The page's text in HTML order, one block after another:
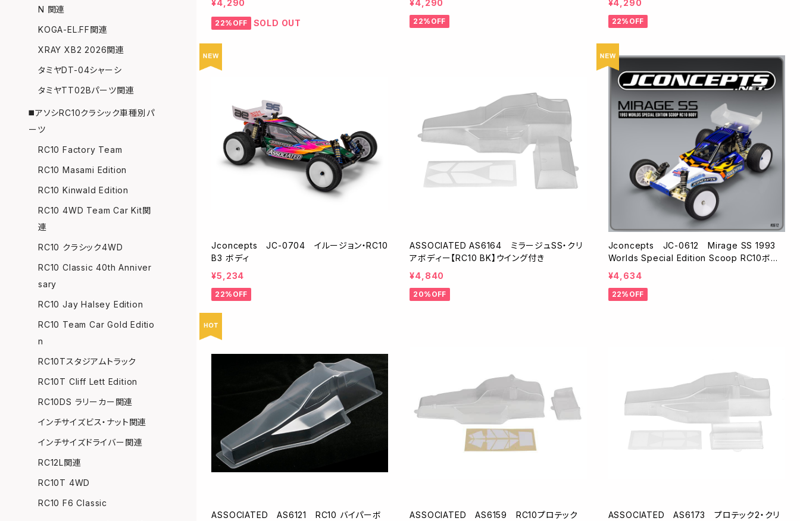
¥4,290
22%OFF SOLD OUT
¥4,290
22%OFF
¥4,290
22%OFF
Jconcepts JC-0704 イルージョン・RC10
B3 ボディ
¥5,234
22%OFF
ASSOCIATED AS6164 ミラージュSS・クリ
アボディー【RC10 BK】ウイング付き
¥4,840
20%OFF
Jconcepts JC-0612 Mirage SS 1993
Worlds Special Edition Scoop RC10ボデ
ィー
¥4,634
22%OFF
ASSOCIATED AS6121 RC10 バイパーボ
ASSOCIATED AS6159 RC10プロテック
ASSOCIATED AS6173 プロテック2・クリ
N 関連
KOGA-EL.FF関連
XRAY XB2 2026関連
タミヤDT-04シャーシ
タミヤTT02Bパーツ関連
◼️アソシRC10クラシック車種別パ
ーツ
RC10 Factory Team
RC10 Masami Edition
RC10 Kinwald Edition
RC10 4WD Team Car Kit関
連
RC10 クラシック4WD
RC10 Classic 40th Anniver
sary
RC10 Jay Halsey Edition
RC10 Team Car Gold Editio
n
RC10Tスタジアムトラック
RC10T Cliff Lett Edition
RC10DS ラリーカー関連
インチサイズビス・ナット関連
インチサイズドライバー関連
RC12L関連
RC10T 4WD
RC10 F6 Classic